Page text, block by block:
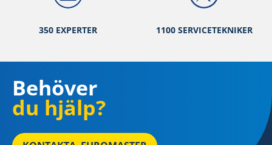
350 EXPERTER 1100 SERVICETEKNIKER
Behöver
du hjälp?